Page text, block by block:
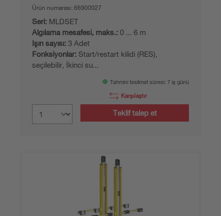
Ürün numarası: 66900027
Seri: MLDSET
Algılama mesafesi, maks.: 0 ... 6 m
Işın sayısı: 3 Adet
Fonksiyonlar: Start/restart kilidi (RES),
seçilebilir, İkinci su...
Tahmini teslimat süresi: 7 iş günü
Karşılaştır
Teklif talep et